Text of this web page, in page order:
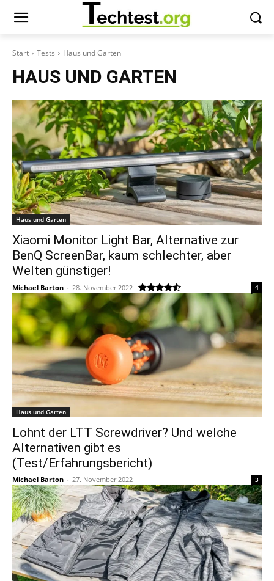
Start Tests Haus und Garten
HAUS UND GARTEN
Haus und Garten
Xiaomi Monitor Light Bar, Alternative zur
BenQ ScreenBar, kaum schlechter, aber
Welten günstiger!
Michael Barton - 28. November 2022 4
Haus und Garten
Lohnt der LTT Screwdriver? Und welche
Alternativen gibt es
(Test/Erfahrungsbericht)
Michael Barton - 27. November 2022 3